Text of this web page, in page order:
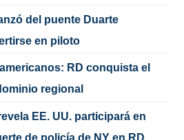
del puente Duarte
en piloto
RD conquista el
regional
EE. UU. participará en
de policía de NY en RD